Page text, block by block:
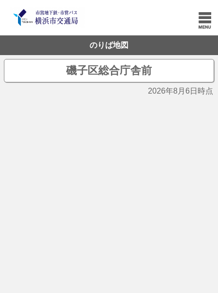
のりば地図
磯子区総合庁舎前
2026年8月6日時点